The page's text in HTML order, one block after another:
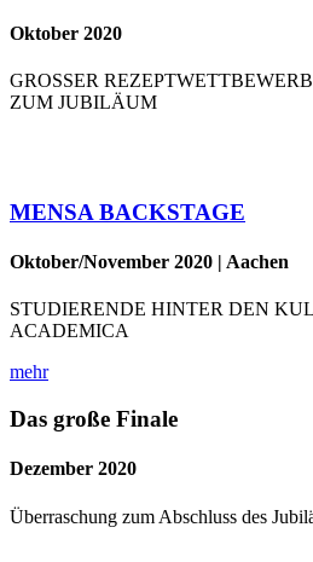
Oktober 2020
GROSSER
ZUM JUBILÄUM
MENSA BACKSTAGE
Oktober/November 2020 | Aachen
STUDIERENDE HINTER DEN
ACADEMICA
mehr
Das große Finale
Dezember 2020
Überraschung zum Abschluss des